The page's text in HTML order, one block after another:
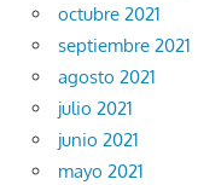
octubre 2021
septiembre 2021
agosto 2021
julio 2021
junio 2021
mayo 2021